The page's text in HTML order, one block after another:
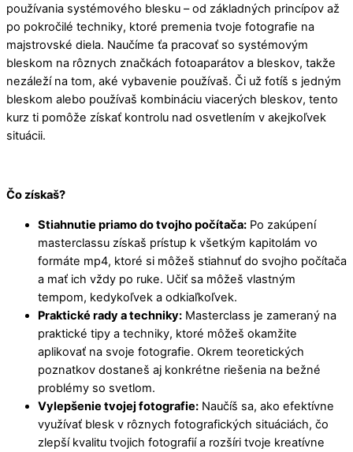
používania systémového blesku – od základných princípov až
po pokročilé techniky, ktoré premenia tvoje fotografie na
majstrovské diela. Naučíme ťa pracovať so systémovým
bleskom na rôznych značkách fotoaparátov a bleskov, takže
nezáleží na tom, aké vybavenie používaš. Či už fotíš s jedným
bleskom alebo používaš kombináciu viacerých bleskov, tento
kurz ti pomôže získať kontrolu nad osvetlením v akejkoľvek
situácii.
Čo získaš?
Stiahnutie priamo do tvojho počítača: Po zakúpení
masterclassu získaš prístup k všetkým kapitolám vo
formáte mp4, ktoré si môžeš stiahnuť do svojho počítača
a mať ich vždy po ruke. Učiť sa môžeš vlastným
tempom, kedykoľvek a odkiaľkoľvek.
Praktické rady a techniky: Masterclass je zameraný na
praktické tipy a techniky, ktoré môžeš okamžite
aplikovať na svoje fotografie. Okrem teoretických
poznatkov dostaneš aj konkrétne riešenia na bežné
problémy so svetlom.
Vylepšenie tvojej fotografie: Naučíš sa, ako efektívne
využívať blesk v rôznych fotografických situáciách, čo
zlepší kvalitu tvojich fotografií a rozšíri tvoje kreatívne